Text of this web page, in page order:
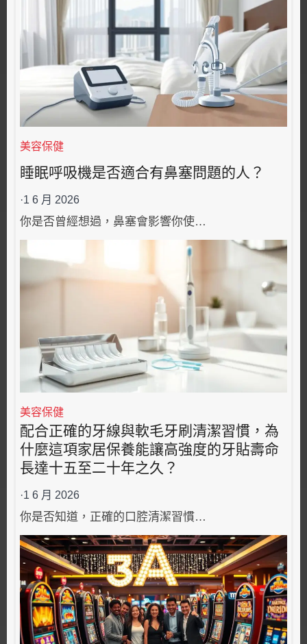
美容保健
睡眠呼吸機是否適合有鼻塞問題的人？
·1 6 月 2026
你是否曾經想過，鼻塞會影響你使…
美容保健
配合正確的牙線與軟毛牙刷清潔習慣，為
什麼這項家居保養能讓高強度的牙貼壽命
長達十五至二十年之久？
·1 6 月 2026
你是否知道，正確的口腔清潔習慣…